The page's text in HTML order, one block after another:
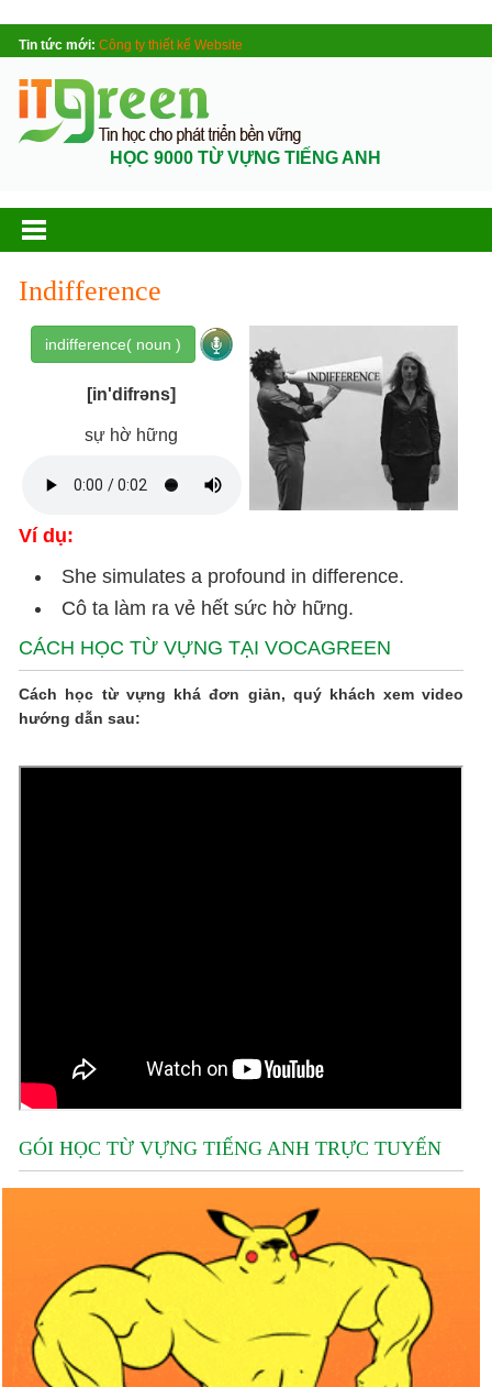
Tin tức mới: Công ty thiết kế Website
HỌC 9000 TỪ VỰNG TIẾNG ANH
Indifference
indifference( noun )
[in'difrəns]
sự hờ hững
Ví dụ:
She simulates a profound in difference.
Cô ta làm ra vẻ hết sức hờ hững.
CÁCH HỌC TỪ VỰNG TẠI VOCAGREEN
Cách học từ vựng khá đơn giản, quý khách xem video
hướng dẫn sau:
GÓI HỌC TỪ VỰNG TIẾNG ANH TRỰC TUYẾN